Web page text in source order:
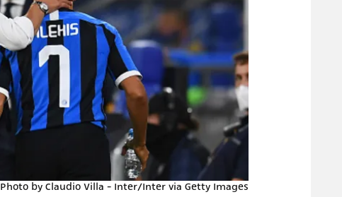
מדיניות פרטיות
תקנון פעילות ספורט 1
רשיון להקרנה פומבית לבית עסק
הצטרפות לחבילת הערוצים
לוח דרושים – ג'ובנט
המגזיןPhoto by Claudio Villa - Inter/Inter via Getty Images